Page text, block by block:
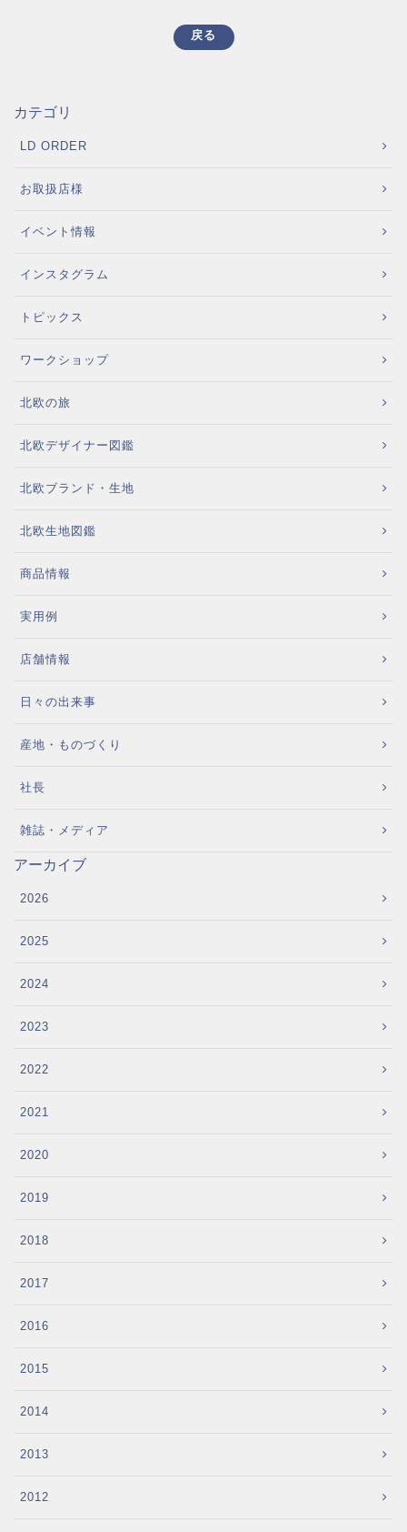
戻る
カテゴリ
LD ORDER
お取扱店様
イベント情報
インスタグラム
トピックス
ワークショップ
北欧の旅
北欧デザイナー図鑑
北欧ブランド・生地
北欧生地図鑑
商品情報
実用例
店舗情報
日々の出来事
産地・ものづくり
社長
雑誌・メディア
アーカイブ
2026
2025
2024
2023
2022
2021
2020
2019
2018
2017
2016
2015
2014
2013
2012